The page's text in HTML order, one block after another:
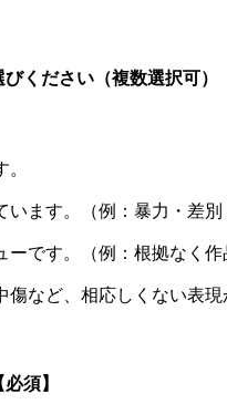
ください（複数選択可）
います。（例：暴力・差
ーです。（例：根拠なく
傷など、相応しくない表
必須】